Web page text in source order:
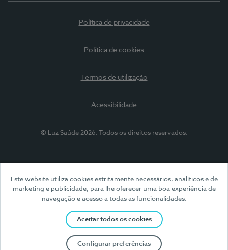
Este website utiliza cookies estritamente necessários, analíticos e de
marketing e publicidade, para lhe oferecer uma boa experiência de
navegação e acesso a todas as funcionalidades.
Aceitar todos os cookies
Configurar preferências
Política de privacidade
Política de cookies
Termos de utilização
Acessibilidade
© Luz Saúde 2026. Todos os direitos reservados.